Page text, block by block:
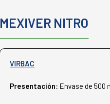
MEXIVER NITRO
VIRBAC
Presentación: Envase de 500